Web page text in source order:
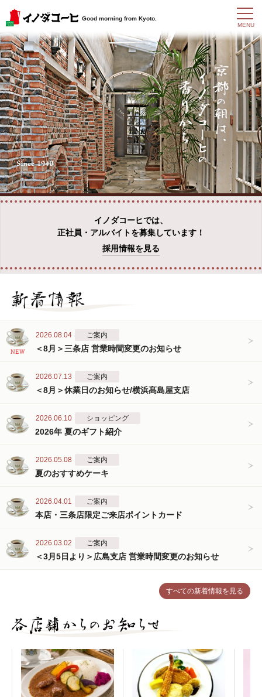
Good morning from Kyoto.
t
o
g
g
l
e
n
a
v
g
a
t
i
o
n
MENU
イノダコーヒでは、
正社員・アルバイトを募集しています！
採用情報を見る
すべての新着情報を見る
2026.08.04 ご案内
＜8月＞三条店 営業時間変更のお知らせ
2026.07.13 ご案内
＜8月＞休業日のお知らせ/横浜髙島屋支店
2026.06.10 ショッピング
2026年 夏のギフト紹介
2026.05.08 ご案内
夏のおすすめケーキ
2026.04.01 ご案内
本店・三条店限定ご来店ポイントカード
2026.03.02 ご案内
＜3月5日より＞広島支店 営業時間変更のお知らせ